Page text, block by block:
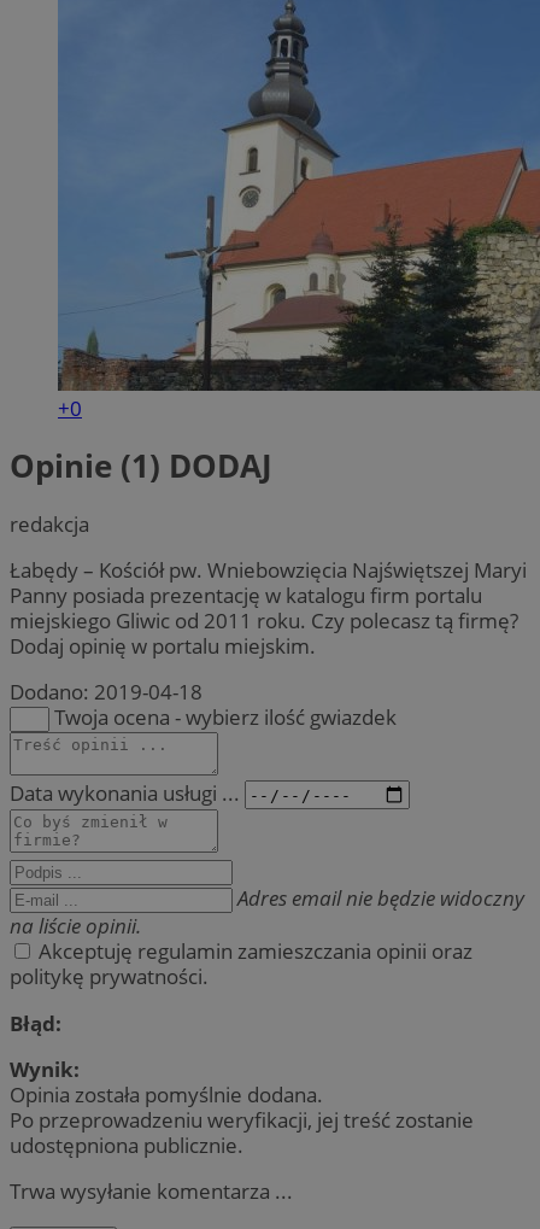
+0
Opinie (1) DODAJ
redakcja
Łabędy – Kościół pw. Wniebowzięcia Najświętszej Maryi
Panny posiada prezentację w katalogu firm portalu
miejskiego Gliwic od 2011 roku. Czy polecasz tą firmę?
Dodaj opinię w portalu miejskim.
Dodano: 2019-04-18
Twoja ocena - wybierz ilość gwiazdek
Data wykonania usługi ...
Adres email nie będzie widoczny
na liście opinii.
Akceptuję regulamin zamieszczania opinii oraz
politykę prywatności.
Błąd:
Wynik:
Opinia została pomyślnie dodana.
Po przeprowadzeniu weryfikacji, jej treść zostanie
udostępniona publicznie.
Trwa wysyłanie komentarza ...